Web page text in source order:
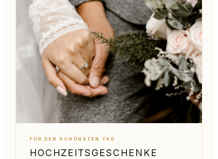
FÜR DEN SCHÖNSTEN TAG
HOCHZEITSGESCHENKE